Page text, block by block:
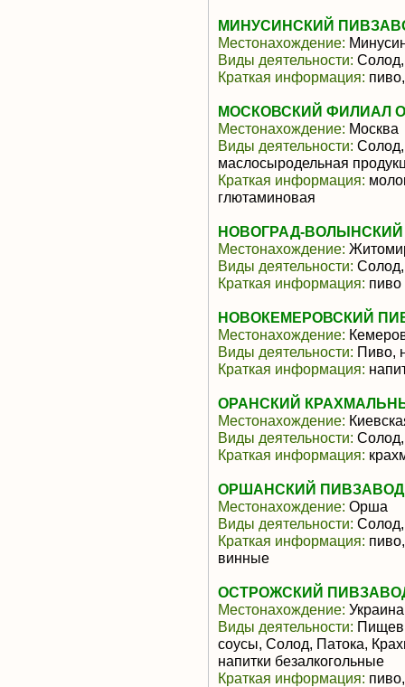
МИНУСИНСКИЙ
Местонахождение:
Виды деятельности: Солод,
Краткая информация:
МОСКОВСКИЙ ФИЛИАЛ
Местонахождение: Москва
Виды деятельности: Солод,
маслосыродельная
Краткая информация:
глютаминовая
НОВОГРАД-
Местонахождение:
Виды деятельности: Солод,
Краткая информация: пиво
НОВОКЕМЕРОВСКИЙ
Местонахождение:
Виды деятельности: Пиво,
Краткая информация:
ОРАНСКИЙ
Местонахождение:
Виды деятельности: Солод,
Краткая информация:
ОРШАНСКИЙ ПИВЗАВОД
Местонахождение: Орша
Виды деятельности: Солод,
Краткая информация:
винные
ОСТРОЖСКИЙ
Местонахождение: Украина
Виды деятельности:
соусы, Солод, Патока,
напитки безалкогольные
Краткая информация: